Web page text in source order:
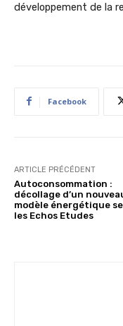
développement de la
Facebook
ARTICLE PRÉCÉDENT
Autoconsommation :
décollage d’un
modèle énergétique
les Echos Etudes